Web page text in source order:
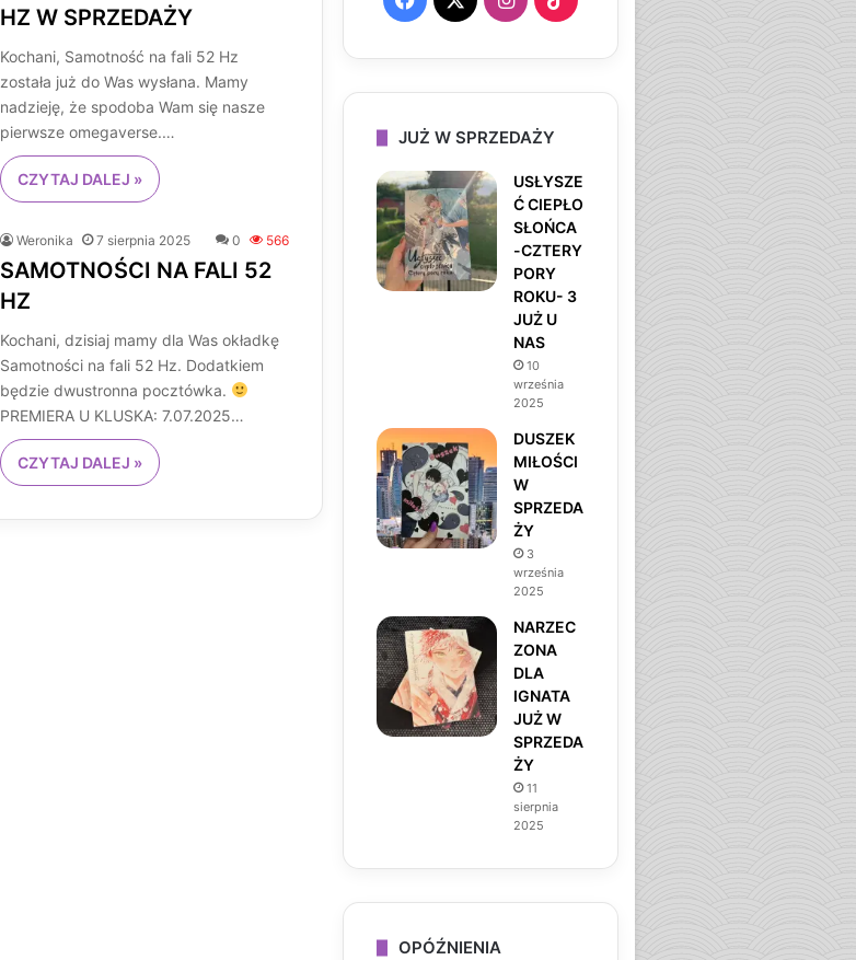
HZ W SPRZEDAŻY
Kochani, Samotność na fali 52 Hz
została już do Was wysłana. Mamy
nadzieję, że spodoba Wam się nasze
pierwsze omegaverse.…
CZYTAJ DALEJ »
Weronika 7 sierpnia 2025 0 566
SAMOTNOŚCI NA FALI 52
HZ
Kochani, dzisiaj mamy dla Was okładkę
Samotności na fali 52 Hz. Dodatkiem
będzie dwustronna pocztówka.
PREMIERA U KLUSKA: 7.07.2025…
CZYTAJ DALEJ »
c
e
b
o
o
s
t
a
g
r
a
m
k
o
k
JUŻ W SPRZEDAŻY
USŁYSZE
Ć CIEPŁO
SŁOŃCA
-CZTERY
PORY
ROKU- 3
JUŻ U
NAS
10
września
2025
DUSZEK
MIŁOŚCI
W
SPRZEDA
ŻY
3
września
2025
NARZEC
ZONA
DLA
IGNATA
JUŻ W
SPRZEDA
ŻY
11
sierpnia
2025
OPÓŹNIENIA